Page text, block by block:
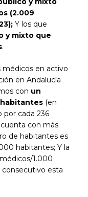
(2.009
Y los que
y mixto que
.
médicos en activo
en Andalucía
con un
(en
por cada 236
con más
de habitantes es
habitantes; Y la
1.000
esta